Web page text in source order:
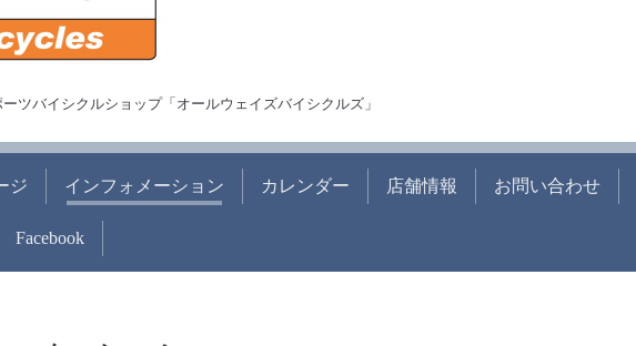
ツバイシクルショップ「オールウェイズバイシクルズ」
ジ インフォメーション カレンダー 店舗情報 お問い合わせ
Facebook